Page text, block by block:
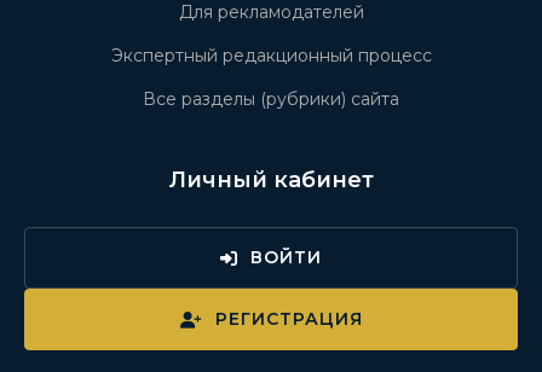
Для рекламодателей
Экспертный редакционный процесс
Все разделы (рубрики) сайта
Личный кабинет
ВОЙТИ
РЕГИСТРАЦИЯ